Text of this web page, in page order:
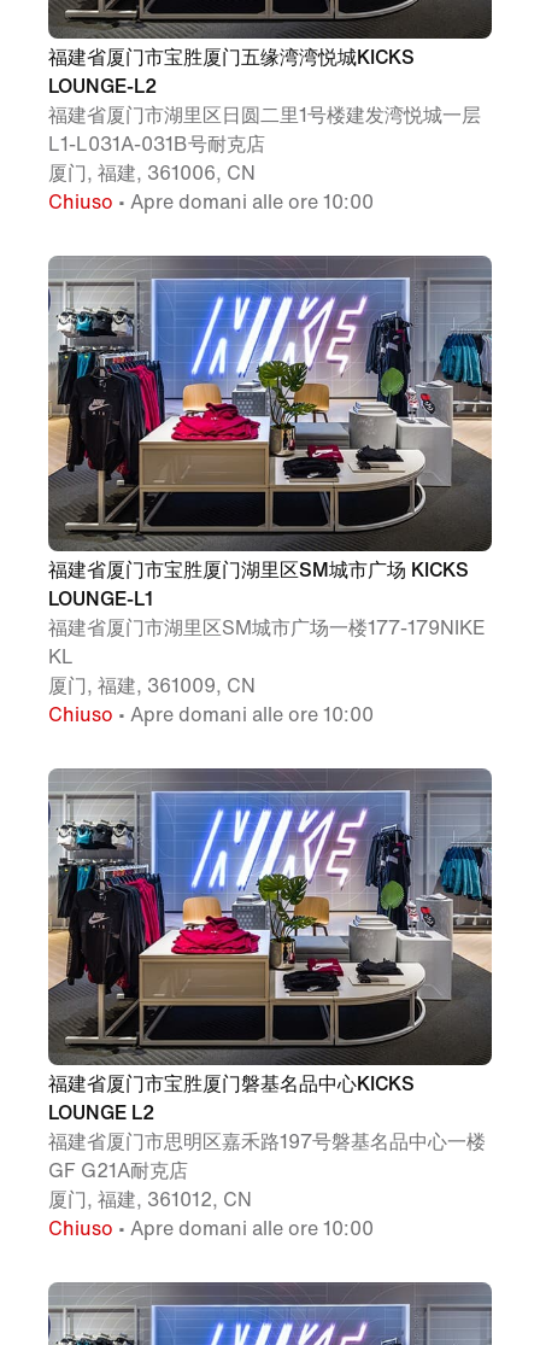
福建省厦门市宝胜厦门五缘湾湾悦城KICKS
LOUNGE-L2
福建省厦门市湖里区日圆二里1号楼建发湾悦城一层
L1-L031A-031B号耐克店
厦门, 福建, 361006, CN
Chiuso • Apre domani alle ore 10:00
福建省厦门市宝胜厦门湖里区SM城市广场 KICKS
LOUNGE-L1
福建省厦门市湖里区SM城市广场一楼177-179NIKE
KL
厦门, 福建, 361009, CN
Chiuso • Apre domani alle ore 10:00
福建省厦门市宝胜厦门磐基名品中心KICKS
LOUNGE L2
福建省厦门市思明区嘉禾路197号磐基名品中心一楼
GF G21A耐克店
厦门, 福建, 361012, CN
Chiuso • Apre domani alle ore 10:00